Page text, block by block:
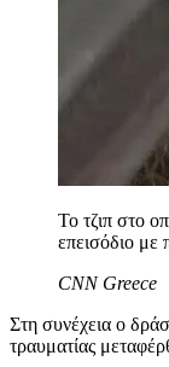
To τζιπ στο
επεισόδιο με
CNN Greece
Στη συνέχεια ο
τραυματίας